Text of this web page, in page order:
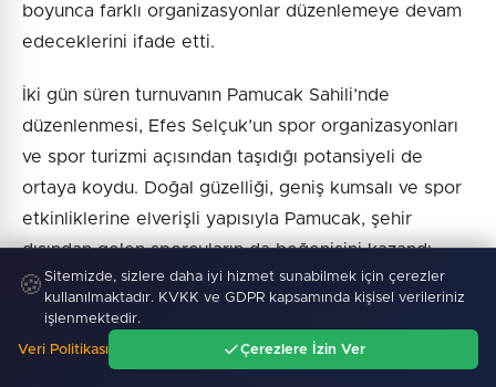
boyunca farklı organizasyonlar düzenlemeye devam
edeceklerini ifade etti.
İki gün süren turnuvanın Pamucak Sahili’nde
düzenlenmesi, Efes Selçuk’un spor organizasyonları
ve spor turizmi açısından taşıdığı potansiyeli de
ortaya koydu. Doğal güzelliği, geniş kumsalı ve spor
etkinliklerine elverişli yapısıyla Pamucak, şehir
dışından gelen sporcuların da beğenisini kazandı.
İzmir FF Cup Beach Flag Turnuvası, iki gün süren
rekabetin ardından sporcuların ve organizasyon
paydaşlarının memnuniyetiyle tamamlandı.
🍪 Sitemizde, sizlere daha iyi hizmet sunabilmek için çerezler
kullanılmaktadır. KVKK ve GDPR kapsamında kişisel verileriniz
işlenmektedir.
Veri Politikası Çerezlere İzin Ver
Gündem Ara Menü